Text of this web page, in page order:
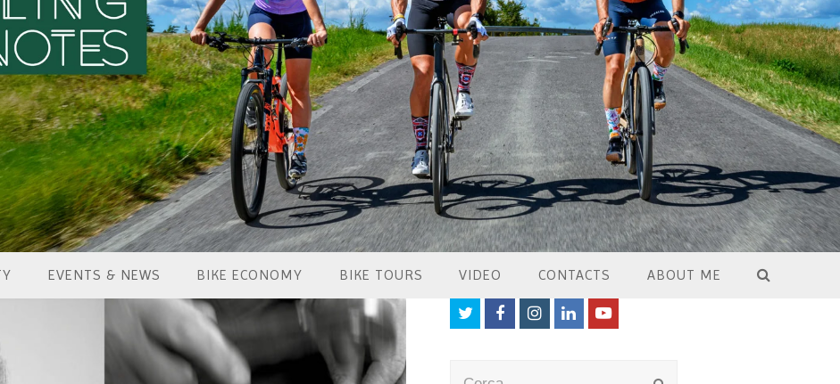
EVENTS & NEWS BIKE ECONOMY BIKE TOURS VIDEO CONTACTS ABOUT ME
TwitterFacebookInstagram
LinkedInYoutube